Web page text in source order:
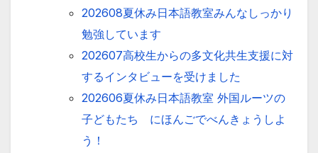
202608夏休み日本語教室みんなしっかり
勉強しています
202607高校生からの多文化共生支援に対
するインタビューを受けました
202606夏休み日本語教室 外国ルーツの
子どもたち にほんごでべんきょうしよ
う！